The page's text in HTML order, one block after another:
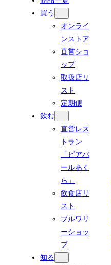
買う
オンライ
ンストア
直営ショ
ップ
取扱店リ
スト
定期便
飲む
直営レス
トラン
「ビアバ
ールあく
ら」
飲食店リ
スト
ブルワリ
ーショッ
プ
知る